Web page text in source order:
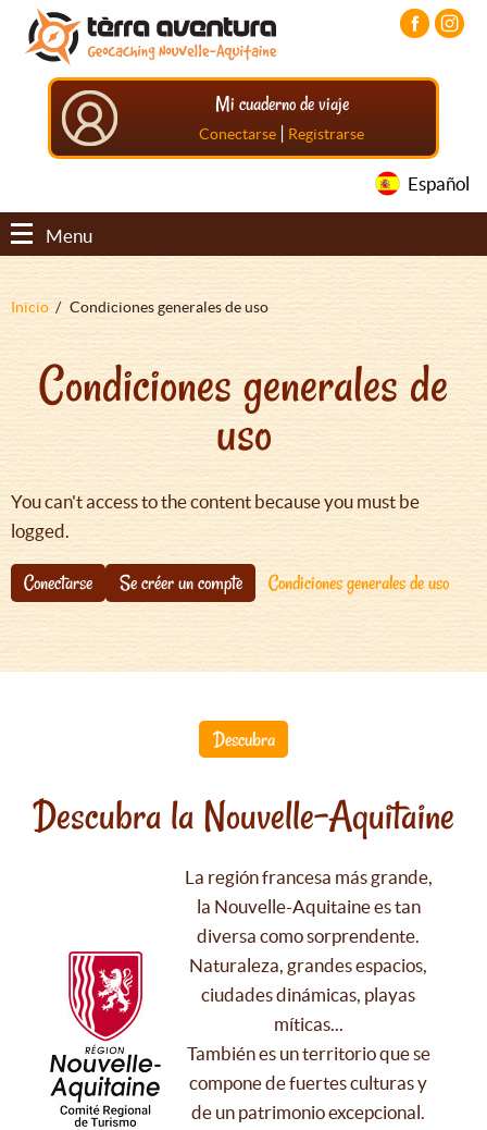
Pasar
contenido
principal
Pasar
menú
principal
Pasar
principal
Mi cuaderno de viaje
Conectarse | Registrarse
Español
Menu
Sobrescribir
ayuda
navegación
Inicio Condiciones generales de uso
Condiciones generales de
uso
You can't access to the content because you must be
logged.
Conectarse Se créer un compte Condiciones generales de uso
Descubra
Descubra la Nouvelle-Aquitaine
La región francesa más grande,
la Nouvelle-Aquitaine es tan
diversa como sorprendente.
Naturaleza, grandes espacios,
ciudades dinámicas, playas
míticas...
También es un territorio que se
compone de fuertes culturas y
de un patrimonio excepcional.